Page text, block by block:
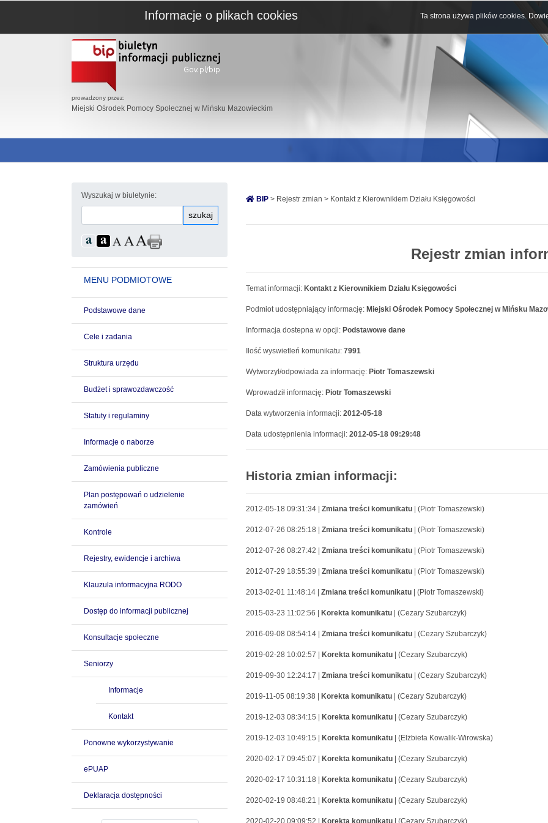
prowadzony przez:
Miejski Ośrodek Pomocy Społecznej w Mińsku Mazowieckim
Wyszukaj w biuletynie:
szukaj
MENU PODMIOTOWE
Podstawowe dane
Cele i zadania
Struktura urzędu
Budżet i sprawozdawczość
Statuty i regulaminy
Informacje o naborze
Zamówienia publiczne
Plan postępowań o udzielenie
zamówień
Kontrole
Rejestry, ewidencje i archiwa
Klauzula informacyjna RODO
Dostęp do informacji publicznej
Konsultacje społeczne
Seniorzy
Informacje
Kontakt
Ponowne wykorzystywanie
ePUAP
Deklaracja dostępności
BIP > Rejestr zmian > Kontakt z Kierownikiem Działu Księgowości
Rejestr zmian
Temat informacji: Kontakt z Kierownikiem Działu Księgowości
Podmiot udostępniający informację: Miejski Ośrodek Pomocy Społecznej w Mińsku
Informacja dostepna w opcji: Podstawowe dane
Ilość wyswietleń komunikatu: 7991
Wytworzył/odpowiada za informację: Piotr Tomaszewski
Wprowadził informację: Piotr Tomaszewski
Data wytworzenia informacji: 2012-05-18
Data udostępnienia informacji: 2012-05-18 09:29:48
Historia zmian informacji:
2012-05-18 09:31:34 | Zmiana treści komunikatu | (Piotr Tomaszewski)
2012-07-26 08:25:18 | Zmiana treści komunikatu | (Piotr Tomaszewski)
2012-07-26 08:27:42 | Zmiana treści komunikatu | (Piotr Tomaszewski)
2012-07-29 18:55:39 | Zmiana treści komunikatu | (Piotr Tomaszewski)
2013-02-01 11:48:14 | Zmiana treści komunikatu | (Piotr Tomaszewski)
2015-03-23 11:02:56 | Korekta komunikatu | (Cezary Szubarczyk)
2016-09-08 08:54:14 | Zmiana treści komunikatu | (Cezary Szubarczyk)
2019-02-28 10:02:57 | Korekta komunikatu | (Cezary Szubarczyk)
2019-09-30 12:24:17 | Zmiana treści komunikatu | (Cezary Szubarczyk)
2019-11-05 08:19:38 | Korekta komunikatu | (Cezary Szubarczyk)
2019-12-03 08:34:15 | Korekta komunikatu | (Cezary Szubarczyk)
2019-12-03 10:49:15 | Korekta komunikatu | (Elżbieta Kowalik-Wirowska)
2020-02-17 09:45:07 | Korekta komunikatu | (Cezary Szubarczyk)
2020-02-17 10:31:18 | Korekta komunikatu | (Cezary Szubarczyk)
2020-02-19 08:48:21 | Korekta komunikatu | (Cezary Szubarczyk)
2020-02-20 09:09:52 | Korekta komunikatu | (Cezary Szubarczyk)
Informacje o plikach cookies Ta strona używa plików cookies.